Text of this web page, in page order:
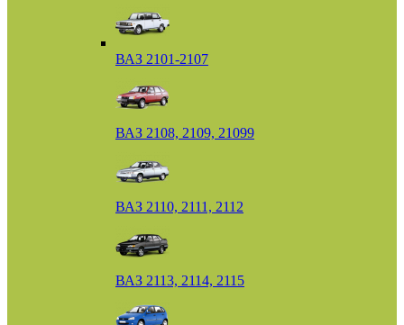
ВАЗ 2101-2107
ВАЗ 2108, 2109, 21099
ВАЗ 2110, 2111, 2112
ВАЗ 2113, 2114, 2115